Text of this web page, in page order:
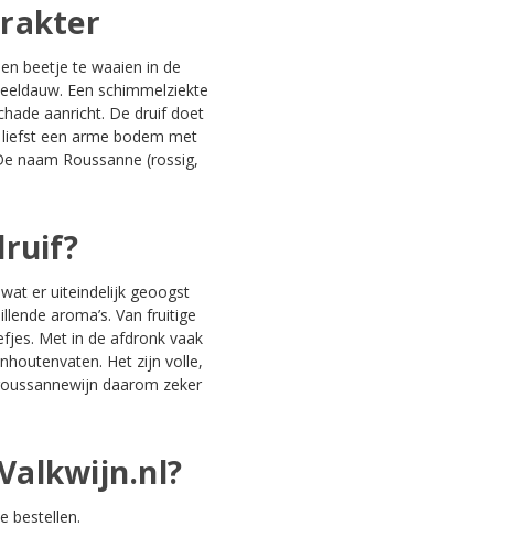
beetje te waaien in de
Een schimmelziekte
aanricht. De druif doet
een arme bodem met
naam Roussanne (rossig,
er uiteindelijk geoogst
aroma’s. Van fruitige
Met in de afdronk vaak
Het zijn volle,
daarom zeker
bestellen.